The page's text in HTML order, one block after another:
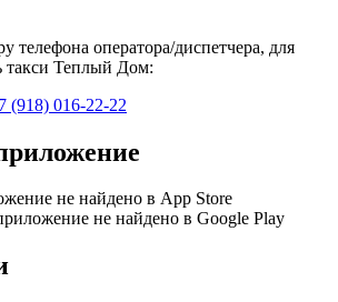
телефона оператора/диспетчера, для
такси Теплый Дом:
(918) 016-22-22
не найдено в App Store
не найдено в Google Play